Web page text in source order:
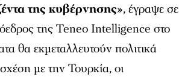
της κυβέρνησης», έγραψε σε
της Teneo Intelligence στο
θα εκμεταλλευτούν πολιτικά
με την Τουρκία, οι